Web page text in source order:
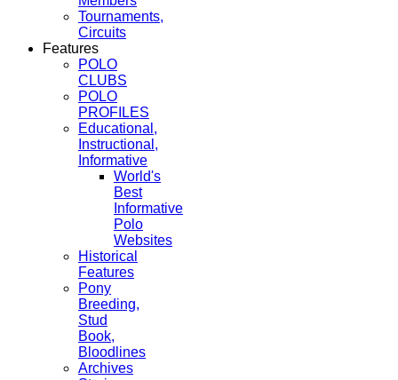
Tournaments,
Circuits
Features
POLO
CLUBS
POLO
PROFILES
Educational,
Instructional,
Informative
World's
Best
Informative
Polo
Websites
Historical
Features
Pony
Breeding,
Stud
Book,
Bloodlines
Archives